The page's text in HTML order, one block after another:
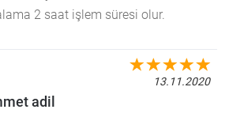
2 saat işlem süresi olur.
adil
13.11.2020